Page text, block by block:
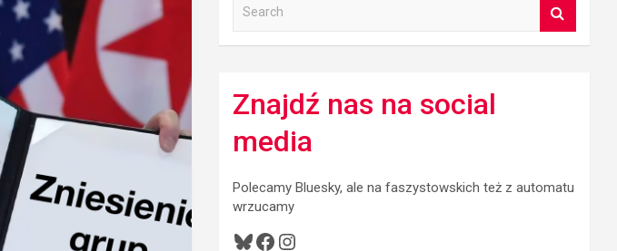
h
Znajdź nas na social
media
Polecamy Bluesky, ale na faszystowskich też z automatu
wrzucamy
Bluesky
Facebook
Instagram